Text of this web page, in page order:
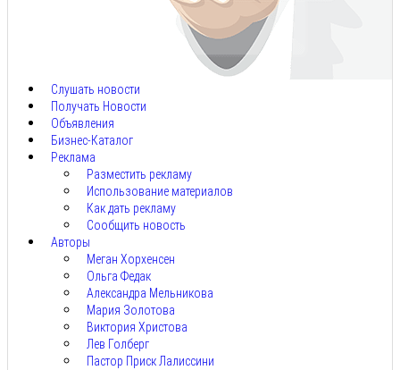
Слушать новости
Получать Новости
Объявления
Бизнес-Каталог
Реклама
Разместить рекламу
Использование материалов
Как дать рекламу
Сообщить новость
Авторы
Меган Хорхенсен
Ольга Федак
Александра Мельникова
Мария Золотова
Виктория Христова
Лев Голберг
Пастор Приск Лалиссини